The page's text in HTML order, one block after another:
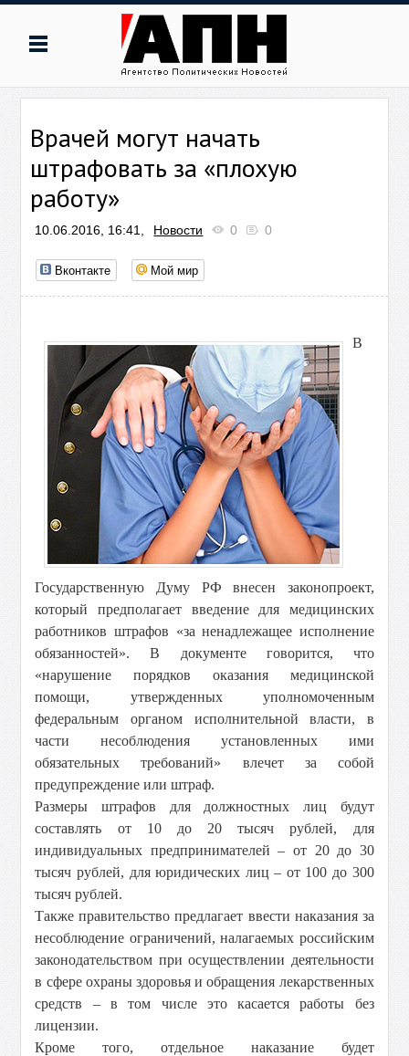
Врачей могут начать
штрафовать за «плохую
работу»
10.06.2016, 16:41, Новости 0 0
Вконтакте Мой мир
В
Государственную Думу РФ внесен законопроект,
который предполагает введение для медицинских
работников штрафов «за ненадлежащее исполнение
обязанностей». В документе говорится, что
«нарушение порядков оказания медицинской
помощи, утвержденных уполномоченным
федеральным органом исполнительной власти, в
части несоблюдения установленных ими
обязательных требований» влечет за собой
предупреждение или штраф.
Размеры штрафов для должностных лиц будут
составлять от 10 до 20 тысяч рублей, для
индивидуальных предпринимателей – от 20 до 30
тысяч рублей, для юридических лиц – от 100 до 300
тысяч рублей.
Также правительство предлагает ввести наказания за
несоблюдение ограничений, налагаемых российским
законодательством при осуществлении деятельности
в сфере охраны здоровья и обращения лекарственных
средств – в том числе это касается работы без
лицензии.
Кроме того, отдельное наказание будет